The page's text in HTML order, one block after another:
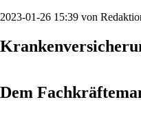
2023-01-26 15:39 von
Dem